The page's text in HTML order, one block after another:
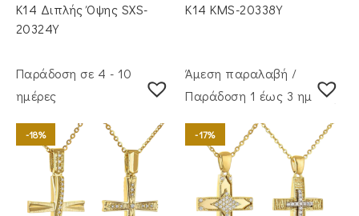
Κ14 Διπλής Όψης SXS-
20324Y
Κ14 KMS-20338Y
Παράδοση σε 4 - 10
ημέρες
-18%
Άμεση παραλαβή /
Παράδoση 1 έως 3 ημέρες
-17%